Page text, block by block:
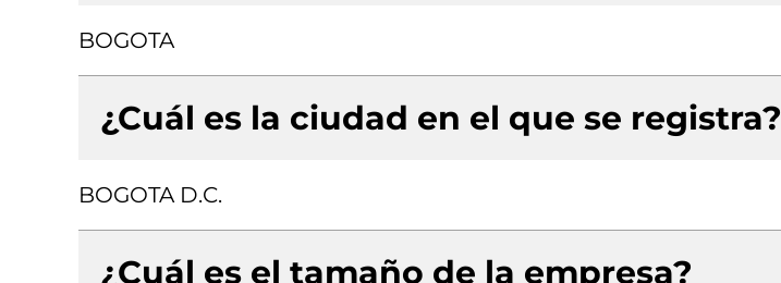
BOGOTA
¿Cuál es la ciudad en el que se registra?
BOGOTA D.C.
¿Cuál es el tamaño de la empresa?